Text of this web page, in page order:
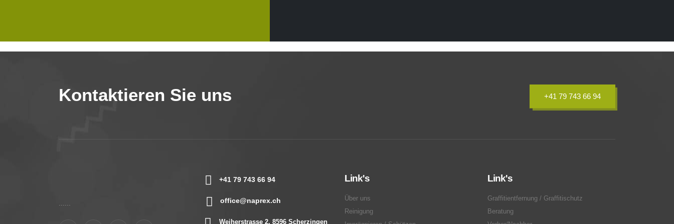
Kontaktieren Sie uns +41 79 743 66 94
+41 79 743 66 94
office@naprex.ch
Weiherstrasse 2, 8596 Scherzingen
Link's
Über uns
Reinigung
Link's
Graffitientfernung / Graffitischutz
Beratung